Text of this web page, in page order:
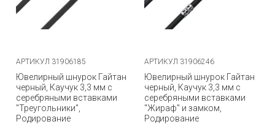
АРТИКУЛ 31906185
Ювелирный шнурок Гайтан
черный, Каучук 3,3 мм с
серебряными вставками
"Треугольники",
Родирование
АРТИКУЛ 31906246
Ювелирный шнурок Гайтан
черный, Каучук 3,3 мм с
серебряными вставками
"Жираф" и замком,
Родирование